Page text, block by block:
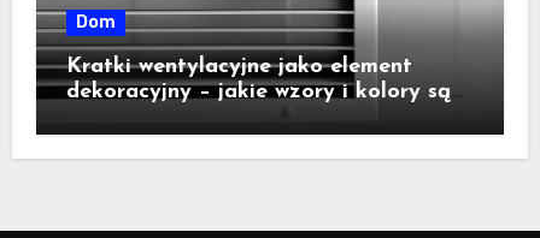
Dom
Kratki wentylacyjne jako element
dekoracyjny – jakie wzory i kolory są